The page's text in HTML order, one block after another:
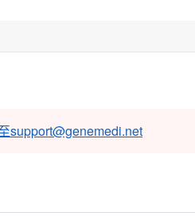
support@genemedi.net